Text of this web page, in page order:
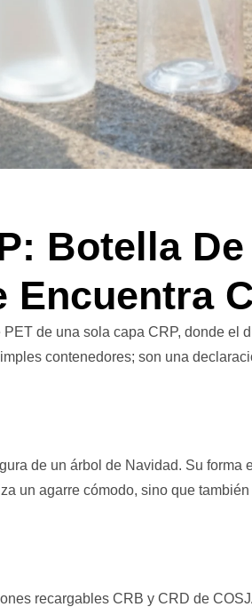
Botella
Encuentra
de una sola capa CRP, donde el
contenedores; son una
de un árbol de Navidad. Su
un agarre cómodo, sino que
recargables CRB y CRD de